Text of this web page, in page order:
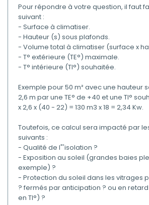
Pour répondre à votre question, il faut
suivant :
- Surface à climatiser.
- Hauteur (s) sous plafonds.
- Volume total à climatiser (surface x
- T° extérieure (TE°) maximale.
- T° intérieure (TI°) souhaitée.
Exemple pour 50 m² avec une hauteur
2,6 m par une TE° de +40 et une TI°
x 2,6 x (40 - 22) = 130 m3 x 18 = 2,34 Kw.
Toutefois, ce calcul sera impacté par
suivants :
- Qualité de l"'isolation ?
- Exposition au soleil (grandes baies
exemple) ?
- Protection du soleil dans les vitrages
? fermés par anticipation ? ou en
en TI°) ?